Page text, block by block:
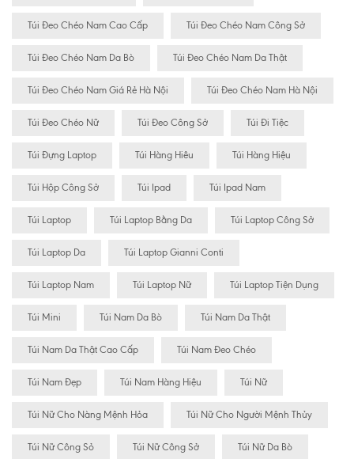
Túi Đeo Chéo Nam Cao Cấp Túi Đeo Chéo Nam Công Sở
Túi Đeo Chéo Nam Da Bò Túi Đeo Chéo Nam Da Thật
Túi Đeo Chéo Nam Giá Rẻ Hà Nội Túi Đeo Chéo Nam Hà Nội
Túi Đeo Chéo Nữ Túi Đeo Công Sở Túi Đi Tiệc
Túi Đựng Laptop Túi Hàng Hiêu Túi Hàng Hiệu
Túi Hộp Công Sở Túi Ipad Túi Ipad Nam
Túi Laptop Túi Laptop Bằng Da Túi Laptop Công Sở
Túi Laptop Da Túi Laptop Gianni Conti
Túi Laptop Nam Túi Laptop Nữ Túi Laptop Tiện Dụng
Túi Mini Túi Nam Da Bò Túi Nam Da Thật
Túi Nam Da Thật Cao Cấp Túi Nam Đeo Chéo
Túi Nam Đẹp Túi Nam Hàng Hiệu Túi Nữ
Túi Nữ Cho Nàng Mệnh Hỏa Túi Nữ Cho Người Mệnh Thủy
Túi Nữ Công Sỏ Túi Nữ Công Sở Túi Nữ Da Bò